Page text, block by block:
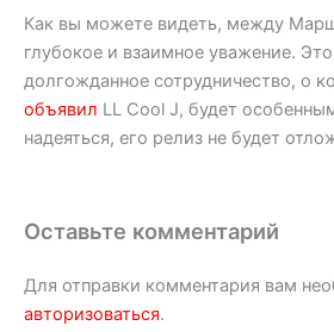
Как вы можете видеть, между
глубокое и взаимное уважение. Это
долгожданное сотрудничество, о
объявил LL Cool J, будет
надеяться, его релиз не будет
Оставьте комментарий
Для отправки комментария вам
авторизоваться.